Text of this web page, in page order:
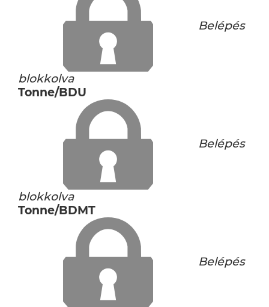
Belépés
blokkolva
Tonne/BDU
Belépés
blokkolva
Tonne/BDMT
Belépés